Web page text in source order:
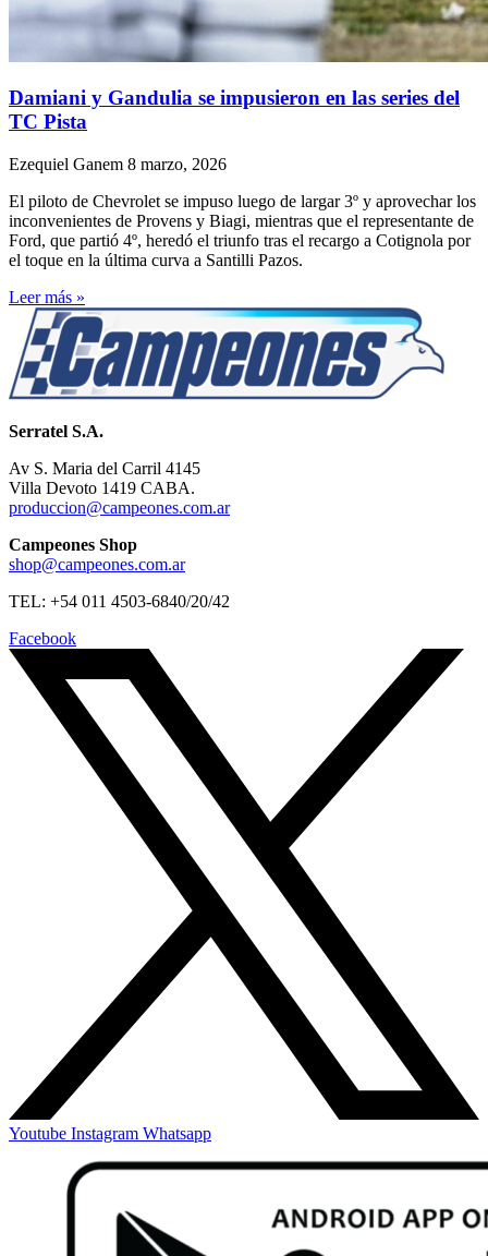
Damiani y Gandulia se impusieron en las series del
TC Pista
Ezequiel Ganem 8 marzo, 2026
El piloto de Chevrolet se impuso luego de largar 3º y aprovechar los
inconvenientes de Provens y Biagi, mientras que el representante de
Ford, que partió 4º, heredó el triunfo tras el recargo a Cotignola por
el toque en la última curva a Santilli Pazos.
Leer más »
Serratel S.A.
Av S. Maria del Carril 4145
Villa Devoto 1419 CABA.
produccion@campeones.com.ar
Campeones Shop
shop@campeones.com.ar
TEL: +54 011 4503-6840/20/42
Facebook
Youtube Instagram Whatsapp